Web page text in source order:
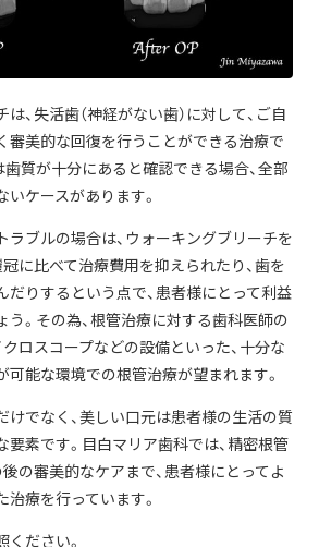
、失活歯（神経がない歯）に対して、ご自
審美的な回復を行うことができる治療で
質が十分にあると確認できる場合、全部
ケースがあります。
ラブルの場合は、ウォーキングブリーチを
に比べて治療費用を抑えられたり、歯を
だりするという点で、患者様にとって利益
。その為、根管治療に対する歯科医師の
ロスコープなどの設備といった、十分な
能な環境での根管治療が望まれます。
けでなく、美しい口元は患者様の生活の質
素です。目白マリア歯科では、精密根管
の審美的なケアまで、患者様にとってよ
療を行っています。
ださい。